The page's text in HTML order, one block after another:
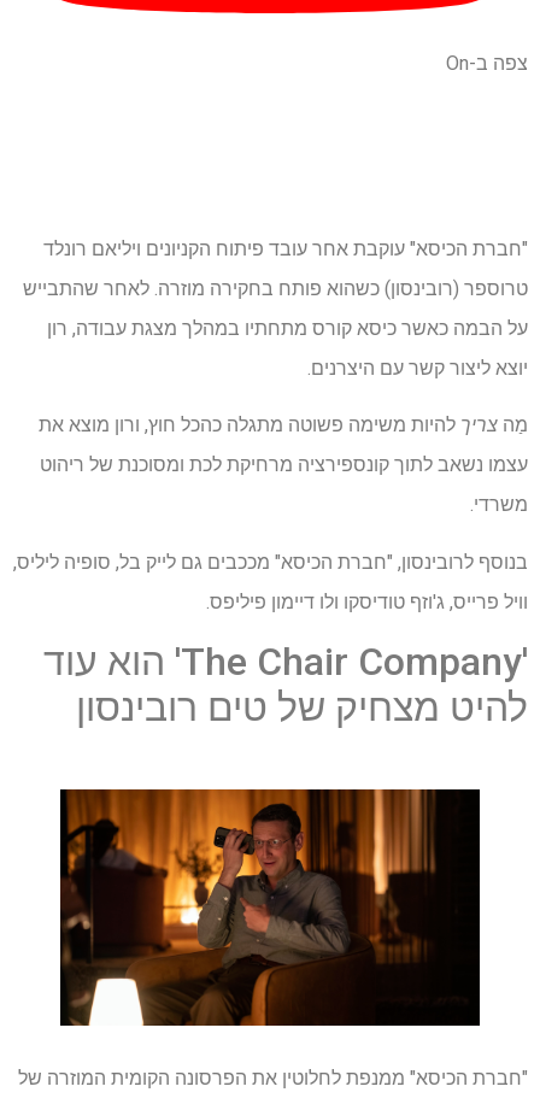
צפה ב-On
"חברת הכיסא" עוקבת אחר עובד פיתוח הקניונים ויליאם רונלד
טרוספר (רובינסון) כשהוא פותח בחקירה מוזרה. לאחר שהתבייש
על הבמה כאשר כיסא קורס מתחתיו במהלך מצגת עבודה, רון
יוצא ליצור קשר עם היצרנים.
מַה צריך להיות משימה פשוטה מתגלה כהכל חוץ, ורון מוצא את
עצמו נשאב לתוך קונספירציה מרחיקת לכת ומסוכנת של ריהוט
משרדי.
בנוסף לרובינסון, "חברת הכיסא" מככבים גם לייק בל, סופיה ליליס,
וויל פרייס, ג'וזף טודיסקו ולו דיימון פיליפס.
'The Chair Company' הוא עוד
להיט מצחיק של טים רובינסון
"חברת הכיסא" ממנפת לחלוטין את הפרסונה הקומית המוזרה של